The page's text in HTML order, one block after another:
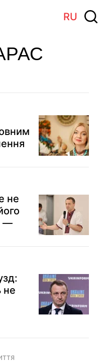
RU
не
—
не